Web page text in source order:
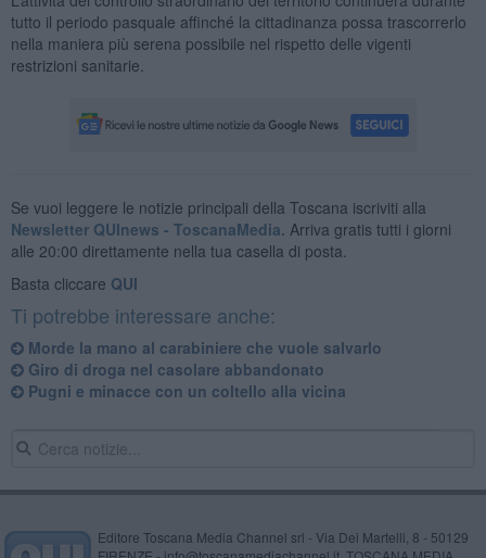
tutto il periodo pasquale affinché la cittadinanza possa trascorrerlo
nella maniera più serena possibile nel rispetto delle vigenti
restrizioni sanitarie.
Se vuoi leggere le notizie principali della Toscana iscriviti alla
Newsletter QUInews - ToscanaMedia. Arriva gratis tutti i giorni
alle 20:00 direttamente nella tua casella di posta.
Basta cliccare QUI
Ti potrebbe interessare anche:
Morde la mano al carabiniere che vuole salvarlo
Giro di droga nel casolare abbandonato
Pugni e minacce con un coltello alla vicina
Editore Toscana Media Channel srl - Via Dei Martelli, 8 - 50129